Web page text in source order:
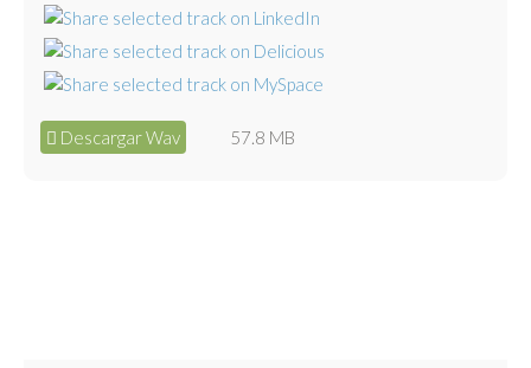
Descargar Wav 57.8 MB